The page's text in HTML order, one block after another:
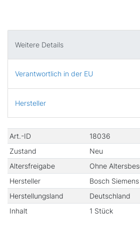
Weitere Details
Verantwortlich in der EU
Hersteller
Technisches
Merkmal
Wert
Art.-ID
18036
Zustand
Neu
Altersfreigabe
Ohne
Hersteller
Bosch
Herstellungsland
Deutschland
Inhalt
1 Stück